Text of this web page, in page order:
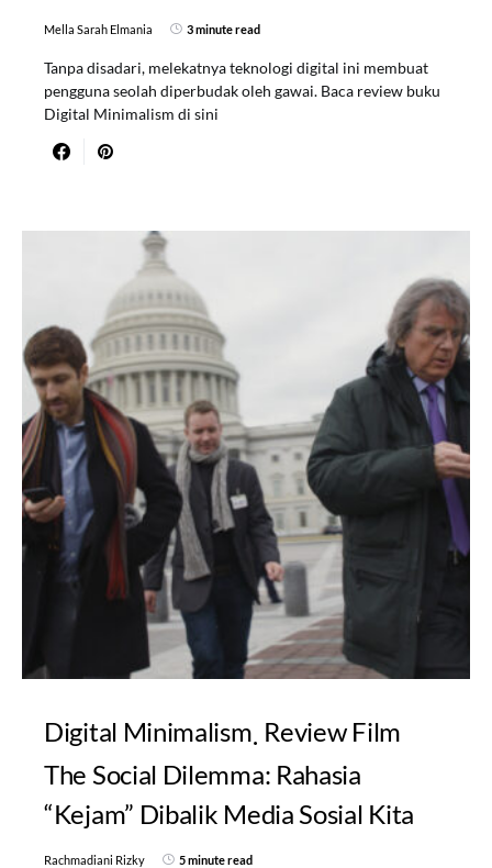
Mella Sarah Elmania 3 minute read
Tanpa disadari, melekatnya teknologi digital ini membuat
pengguna seolah diperbudak oleh gawai. Baca review buku
Digital Minimalism di sini
Digital Minimalism Review Film
The Social Dilemma: Rahasia
“Kejam” Dibalik Media Sosial Kita
Rachmadiani Rizky 5 minute read